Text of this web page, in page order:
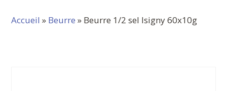
Accueil » Beurre » Beurre 1/2 sel Isigny 60x10g